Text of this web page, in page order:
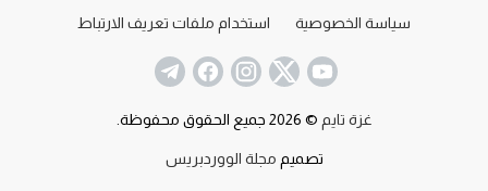
سياسة الخصوصية استخدام ملفات تعريف الارتباط
غزة تايم © 2026 جميع الحقوق محفوظة.
تصميم مجلة الووردبريس